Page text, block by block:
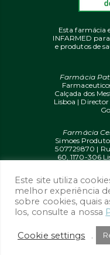
Esta farmácia
INFARMED
e produtos de
Farmácia
Calçada dos
Lisboa |
Farmácia
Simoes
507729870 |
60, 1170-306
© 2020
Este site utiliza
melhor experiência
sobre cookies, quais
los, consulte a nossa
Cookie settings .